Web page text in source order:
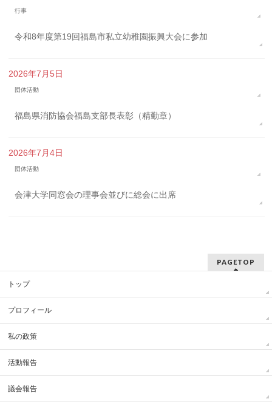
行事
令和8年度第19回福島市私立幼稚園振興大会に参加
2026年7月5日
団体活動
福島県消防協会福島支部長表彰（精勤章）
2026年7月4日
団体活動
会津大学同窓会の理事会並びに総会に出席
PAGETOP
トップ
プロフィール
私の政策
活動報告
議会報告